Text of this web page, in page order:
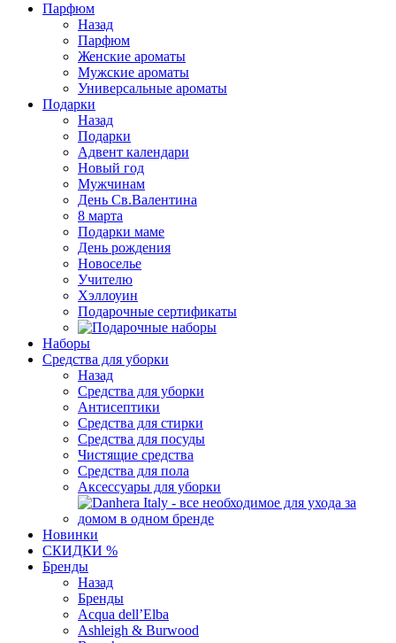
Парфюм
Назад
Парфюм
Женские ароматы
Мужские ароматы
Универсальные ароматы
Подарки
Назад
Подарки
Адвент календари
Новый год
Мужчинам
День Св.Валентина
8 марта
Подарки маме
День рождения
Новоселье
Учителю
Хэллоуин
Подарочные сертификаты
Наборы
Средства для уборки
Назад
Средства для уборки
Антисептики
Средства для стирки
Средства для посуды
Чистящие средства
Средства для пола
Аксессуары для уборки
Новинки
СКИДКИ %
Бренды
Назад
Бренды
Acqua dell’Elba
Ashleigh & Burwood